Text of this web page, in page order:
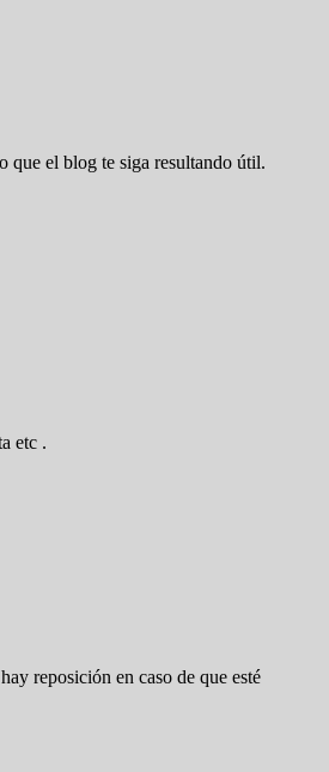
que el blog te siga resultando útil.
etc .
reposición en caso de que esté